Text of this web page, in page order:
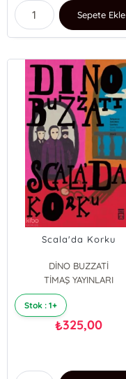
Sepete Ekle
Scala'da Korku
DİNO BUZZATİ
TİMAŞ YAYINLARI
Stok : 1+
₺325,00